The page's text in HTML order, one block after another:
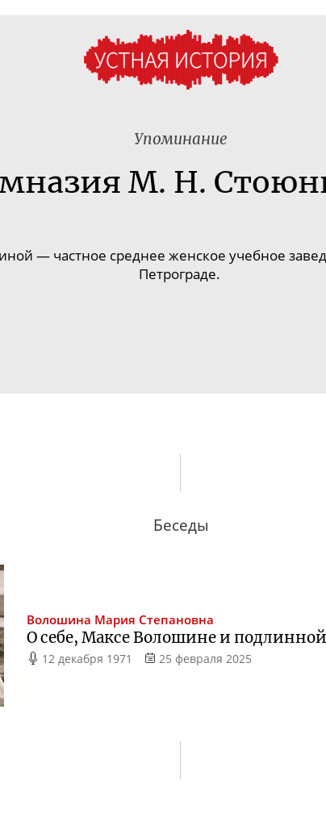
Упоминание
М. Н.
— частное среднее женское учебное
Петрограде.
Беседы
Волошина Мария Степановна
О себе, Максе Волошине и
12 декабря 1971 25 февраля 2025